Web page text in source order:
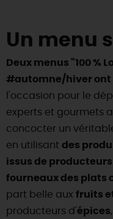
Un menu
Deux menus "100
#automne/hiver ont
l'occasion pour le
experts et gourmets
concocter un
en utilisant des
issus de
fourneaux des plats
part belle aux fruits
producteurs d'épices